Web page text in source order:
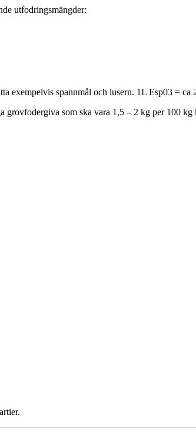
utfodringsmängder:
exempelvis spannmål och lusern. 1L Esp03 = ca
grovfodergiva som ska vara 1,5 – 2 kg per 100